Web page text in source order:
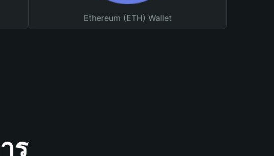
Ethereum (ETH) Wallet
ร